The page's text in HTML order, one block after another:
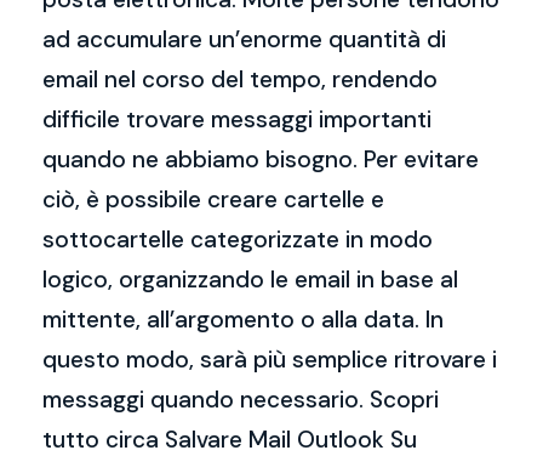
ad accumulare un’enorme quantità di
email nel corso del tempo, rendendo
difficile trovare messaggi importanti
quando ne abbiamo bisogno. Per evitare
ciò, è possibile creare cartelle e
sottocartelle categorizzate in modo
logico, organizzando le email in base al
mittente, all’argomento o alla data. In
questo modo, sarà più semplice ritrovare i
messaggi quando necessario. Scopri
tutto circa Salvare Mail Outlook Su